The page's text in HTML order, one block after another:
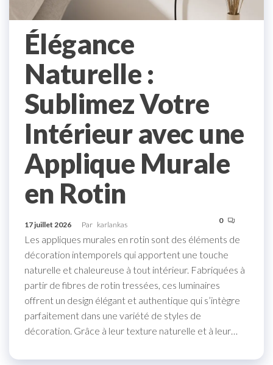
Élégance
Naturelle :
Sublimez Votre
Intérieur avec une
Applique Murale
en Rotin
17 juillet 2026 Par karlankas 0
Les appliques murales en rotin sont des éléments de
décoration intemporels qui apportent une touche
naturelle et chaleureuse à tout intérieur. Fabriquées à
partir de fibres de rotin tressées, ces luminaires
offrent un design élégant et authentique qui s’intègre
parfaitement dans une variété de styles de
décoration. Grâce à leur texture naturelle et à leur…